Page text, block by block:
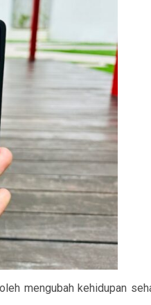
mengubah kehidupan